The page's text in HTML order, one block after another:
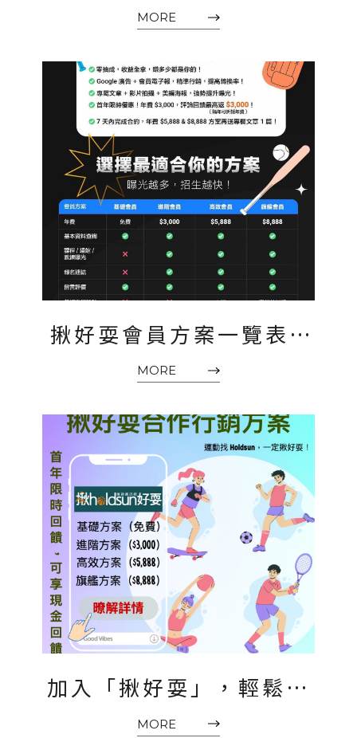
包2026｜宜蘭、花蓮、臺
MORE
揪好耍會員方案一覽表 |
讓正在找課的家長找到
MORE
加入「揪好耍」，輕鬆提
升品牌曝光！
MORE